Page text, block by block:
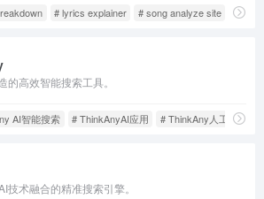
# lyrics explainer # song analyze site
的高效智能搜索工具。
AI智能搜索 # ThinkAnyAI应用 # ThinkAny人工智能问
技术融合的精准搜索引擎。